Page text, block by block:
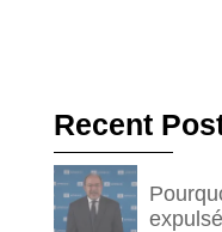
Recent